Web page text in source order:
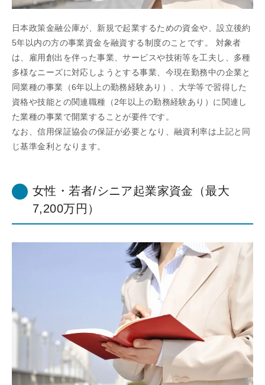
日本政策金融公庫が、新規で起業するための資金や、設立後約
5年以内の方の事業資金を融資する制度のことです。 対象者
は、雇用創出を伴った事業、サービスや技術等を工夫し、多種
多様なニーズに対応しようとする事業、今現在勤務中の企業と
同業種の事業（6年以上の勤務経験あり）、大学等で習得した
資格や技能との関連職種（2年以上の勤務経験あり）に関連し
た業種の事業で開業することが要件です。
なお、信用保証協会の保証が必要となり、融資利率は上記と同
じ基準金利となります。
女性・若者/シニア起業家資金（最大
7,200万円）